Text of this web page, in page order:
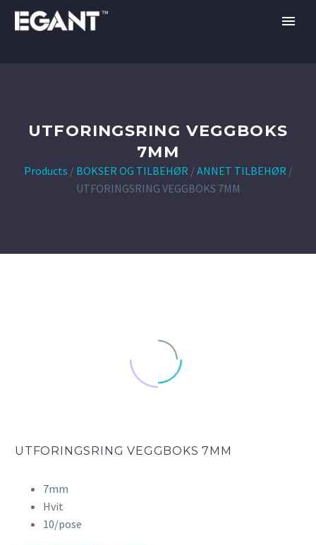
UTFORINGSRING VEGGBOKS
7MM
Products / BOKSER OG TILBEHØR / ANNET TILBEHØR /
UTFORINGSRING VEGGBOKS 7MM
UTFORINGSRING VEGGBOKS 7MM
7mm
Hvit
10/pose